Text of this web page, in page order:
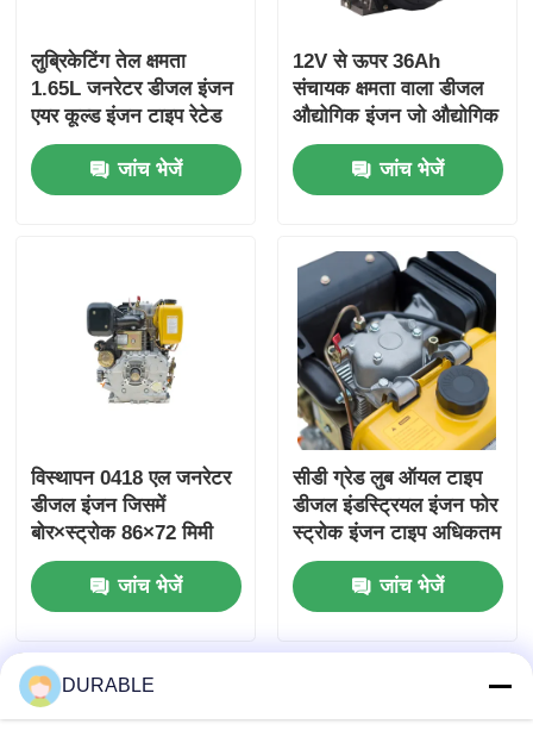
लुब्रिकेटिंग तेल क्षमता
1.65L जनरेटर डीजल इंजन
एयर कूल्ड इंजन टाइप रेटेड
पावर 6KW हेवी ड्यूटी पावर
जनरेटर इंजनजांच भेजें
12V से ऊपर 36Ah
संचायक क्षमता वाला डीजल
औद्योगिक इंजन जो औद्योगिक
शक्ति के लिए समग्र आयाम
420×440×495 मिमी प्रदान
करता है
जांच भेजें
विस्थापन 0418 एल जनरेटर
डीजल इंजन जिसमें
बोर×स्ट्रोक 86×72 मिमी
और समग्र आयाम
420×440×495 मिमी
शामिल हैं, जो प्रदर्शन के लिए
जांच भेजें
सीडी ग्रेड लुब ऑयल टाइप
डीजल इंडस्ट्रियल इंजन फोर
स्ट्रोक इंजन टाइप अधिकतम
टिकाऊपन और प्रदर्शन के
लिए डिज़ाइन किया गया
जांच भेजें
DURABLE